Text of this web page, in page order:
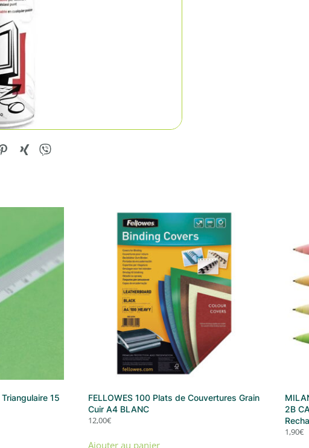
15
FELLOWES 100 Plats de Couvertures Grain
Cuir A4 BLANC
12,00€
Ajouter au panier
2B
1,90€